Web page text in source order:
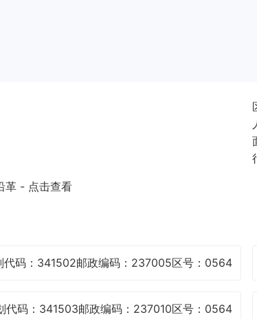
革 - 点击查看
代码：341502邮政编码：237005区号：0564
代码：341503邮政编码：237010区号：0564